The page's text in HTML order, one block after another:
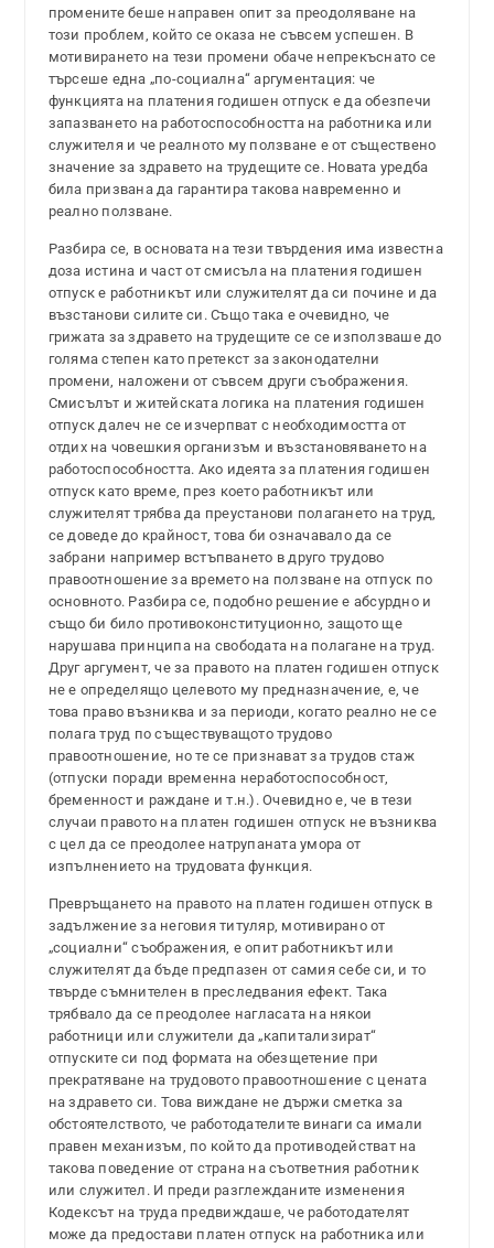
промените беше направен опит за преодоляване на
този проблем, който се оказа не съвсем успешен. В
мотивирането на тези промени обаче непрекъснато се
търсеше една „по-социална“ аргументация: че
функцията на платения годишен отпуск е да обезпечи
запазването на работоспособността на работника или
служителя и че реалното му ползване е от съществено
значение за здравето на трудещите се. Новата уредба
била призвана да гарантира такова навременно и
реално ползване.
Разбира се, в основата на тези твърдения има известна
доза истина и част от смисъла на платения годишен
отпуск е работникът или служителят да си почине и да
възстанови силите си. Също така е очевидно, че
грижата за здравето на трудещите се се използваше до
голяма степен като претекст за законодателни
промени, наложени от съвсем други съображения.
Смисълът и житейската логика на платения годишен
отпуск далеч не се изчерпват с необходимостта от
отдих на човешкия организъм и възстановяването на
работоспособността. Ако идеята за платения годишен
отпуск като време, през което работникът или
служителят трябва да преустанови полагането на труд,
се доведе до крайност, това би означавало да се
забрани например встъпването в друго трудово
правоотношение за времето на ползване на отпуск по
основното. Разбира се, подобно решение е абсурдно и
също би било противоконституционно, защото ще
нарушава принципа на свободата на полагане на труд.
Друг аргумент, че за правото на платен годишен отпуск
не е определящо целевото му предназначение, е, че
това право възниква и за периоди, когато реално не се
полага труд по съществуващото трудово
правоотношение, но те се признават за трудов стаж
(отпуски поради временна неработоспособност,
бременност и раждане и т.н.). Очевидно е, че в тези
случаи правото на платен годишен отпуск не възниква
с цел да се преодолее натрупаната умора от
изпълнението на трудовата функция.
Превръщането на правото на платен годишен отпуск в
задължение за неговия титуляр, мотивирано от
„социални“ съображения, е опит работникът или
служителят да бъде предпазен от самия себе си, и то
твърде съмнителен в преследвания ефект. Така
трябвало да се преодолее нагласата на някои
работници или служители да „капитализират“
отпуските си под формата на обезщетение при
прекратяване на трудовото правоотношение с цената
на здравето си. Това виждане не държи сметка за
обстоятелството, че работодателите винаги са имали
правен механизъм, по който да противодействат на
такова поведение от страна на съответния работник
или служител. И преди разглежданите изменения
Кодексът на труда предвиждаше, че работодателят
може да предостави платен отпуск на работника или